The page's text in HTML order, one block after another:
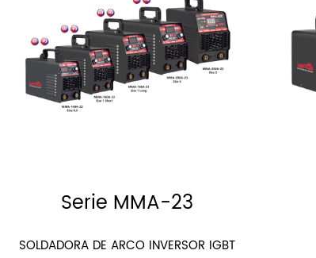
Serie MMA-23
SOLDADORA DE ARCO INVERSOR IGBT